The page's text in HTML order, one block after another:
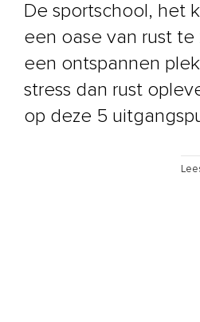
De sportschool, het
een oase van rust te
een ontspannen
stress dan rust
op deze 5